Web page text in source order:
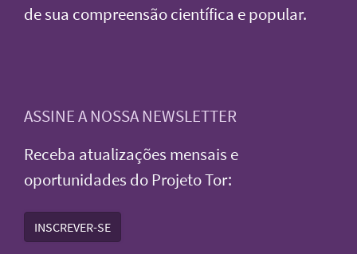
de sua compreensão científica e popular.
ASSINE A NOSSA NEWSLETTER
Receba atualizações mensais e
oportunidades do Projeto Tor:
INSCREVER-SE